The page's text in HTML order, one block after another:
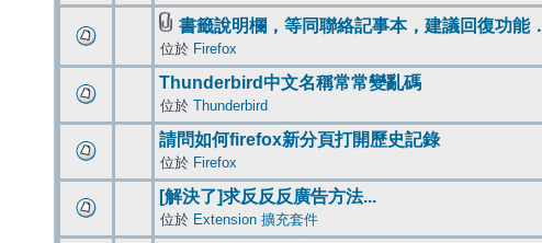
書籤說明欄，等同聯絡記事本，建議回復功能．
位於 Firefox
Thunderbird中文名稱常常變亂碼
位於 Thunderbird
請問如何firefox新分頁打開歷史記錄
位於 Firefox
[解決了]求反反反廣告方法...
位於 Extension 擴充套件